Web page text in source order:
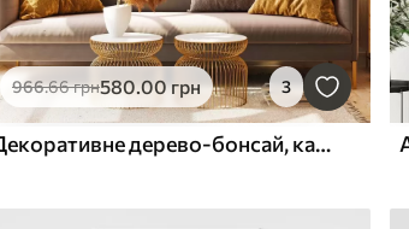
966.66грн580.00грн 3
Декоративне дерево-бонсай, картина в стилі абстрактного мистецтва